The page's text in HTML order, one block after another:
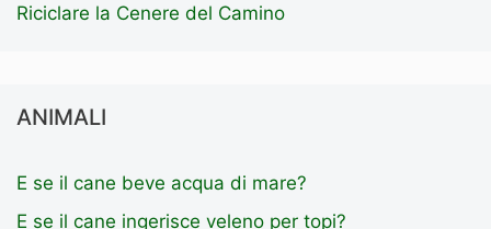
Riciclare la Cenere del Camino
ANIMALI
E se il cane beve acqua di mare?
E se il cane ingerisce veleno per topi?